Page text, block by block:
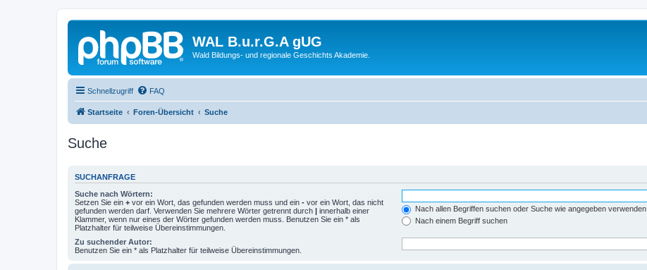
WAL B.u.r.G.A gUG
Wald Bildungs- und regionale Geschichts Akademie.
Schnellzugriff FAQ
Startseite Foren-Übersicht Suche
Suche
SUCHANFRAGE
Suche nach Wörtern:
Setzen Sie ein + vor ein Wort, das gefunden werden muss und ein - vor ein Wort, das nicht
gefunden werden darf. Verwenden Sie mehrere Wörter getrennt durch | innerhalb einer
Klammer, wenn nur eines der Wörter gefunden werden muss. Benutzen Sie ein * als
Platzhalter für teilweise Übereinstimmungen.
Nach allen Begriffen suchen oder Suche wie angegeben verwenden
Nach einem Begriff suchen
Zu suchender Autor:
Benutzen Sie ein * als Platzhalter für teilweise Übereinstimmungen.